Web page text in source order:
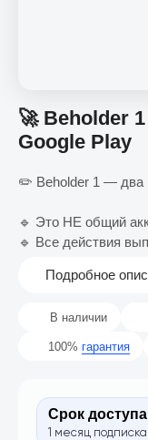
🚀 Beholder
Google Play
✏️ Beholder 1 — два
🔹 Это НЕ общий
🔹 Все действия
Подробное
В наличии
100% гарантия
Срок доступа
1 месяц